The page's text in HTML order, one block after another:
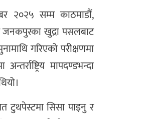
२०२५ सम्म काठमाडौं,
जनकपुरका खुद्रा पसलबाट
गरिएको परीक्षणमा
मापदण्डभन्दा
टुथपेस्टमा सिसा पाइनु र